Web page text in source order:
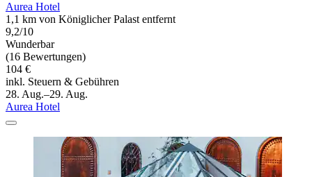
Aurea Hotel
1,1 km von Königlicher Palast entfernt
9,2/10
Wunderbar
(16 Bewertungen)
104 €
inkl. Steuern & Gebühren
28. Aug.–29. Aug.
Aurea Hotel